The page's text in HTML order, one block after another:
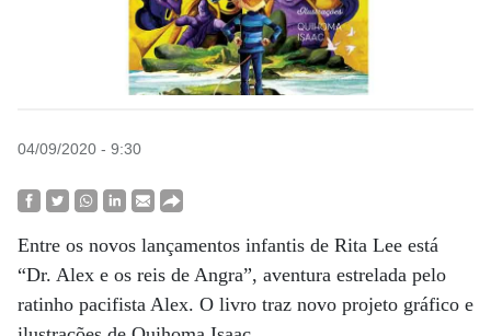
04/09/2020 - 9:30
Entre os novos lançamentos infantis de Rita Lee está
“Dr. Alex e os reis de Angra”, aventura estrelada pelo
ratinho pacifista Alex. O livro traz novo projeto gráfico e